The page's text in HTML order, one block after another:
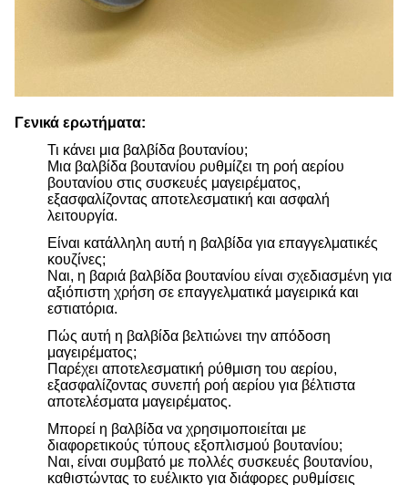
Γενικά ερωτήματα:
Τι κάνει μια βαλβίδα βουτανίου;
Μια βαλβίδα βουτανίου ρυθμίζει τη ροή αερίου
βουτανίου στις συσκευές μαγειρέματος,
εξασφαλίζοντας αποτελεσματική και ασφαλή
λειτουργία.
Είναι κατάλληλη αυτή η βαλβίδα για επαγγελματικές
κουζίνες;
Ναι, η βαριά βαλβίδα βουτανίου είναι σχεδιασμένη για
αξιόπιστη χρήση σε επαγγελματικά μαγειρικά και
εστιατόρια.
Πώς αυτή η βαλβίδα βελτιώνει την απόδοση
μαγειρέματος;
Παρέχει αποτελεσματική ρύθμιση του αερίου,
εξασφαλίζοντας συνεπή ροή αερίου για βέλτιστα
αποτελέσματα μαγειρέματος.
Μπορεί η βαλβίδα να χρησιμοποιείται με
διαφορετικούς τύπους εξοπλισμού βουτανίου;
Ναι, είναι συμβατό με πολλές συσκευές βουτανίου,
καθιστώντας το ευέλικτο για διάφορες ρυθμίσεις